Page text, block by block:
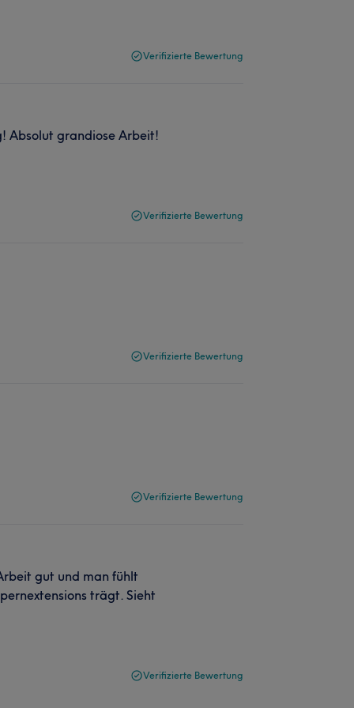
Verifizierte Bewertung
Absolut grandiose Arbeit!
Verifizierte Bewertung
Verifizierte Bewertung
Verifizierte Bewertung
gut und man fühlt
trägt. Sieht
Verifizierte Bewertung